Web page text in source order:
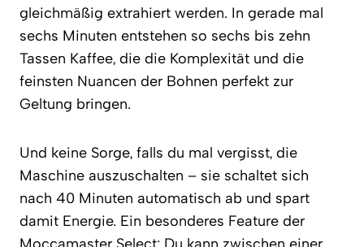
gleichmäßig extrahiert werden. In gerade mal
sechs Minuten entstehen so sechs bis zehn
Tassen Kaffee, die die Komplexität und die
feinsten Nuancen der Bohnen perfekt zur
Geltung bringen.
Und keine Sorge, falls du mal vergisst, die
Maschine auszuschalten – sie schaltet sich
nach 40 Minuten automatisch ab und spart
damit Energie. Ein besonderes Feature der